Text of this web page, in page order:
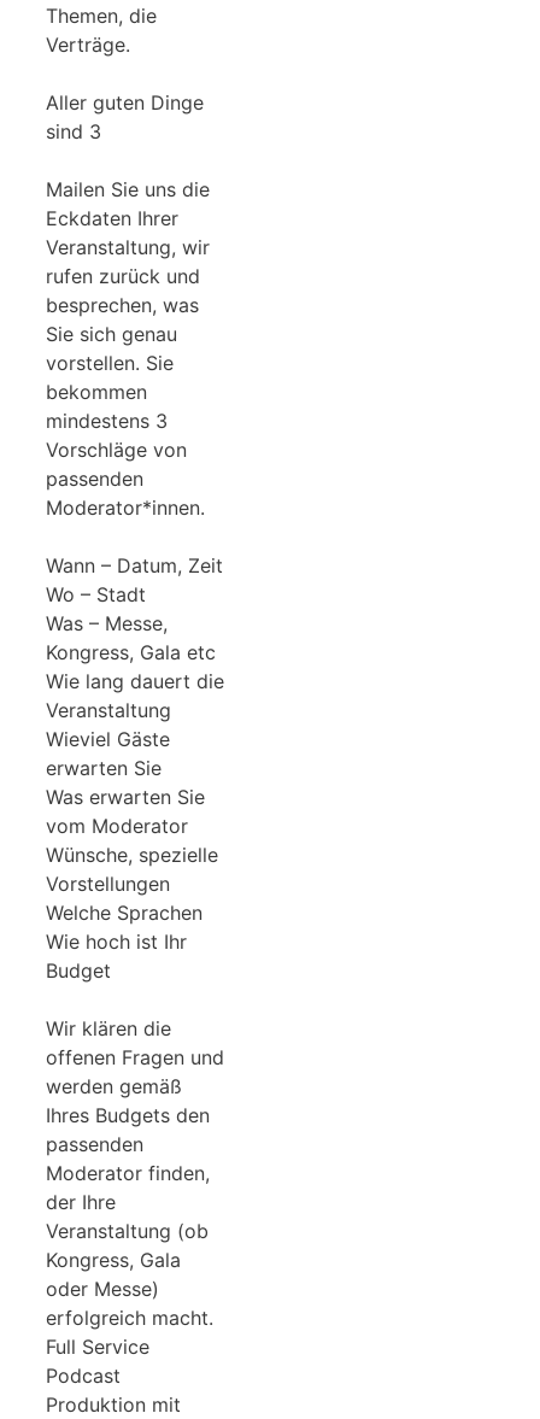
Themen, die
Verträge.
Aller guten Dinge
sind 3
Mailen Sie uns die
Eckdaten Ihrer
Veranstaltung, wir
rufen zurück und
besprechen, was
Sie sich genau
vorstellen. Sie
bekommen
mindestens 3
Vorschläge von
passenden
Moderator*innen.
Wann – Datum, Zeit
Wo – Stadt
Was – Messe,
Kongress, Gala etc
Wie lang dauert die
Veranstaltung
Wieviel Gäste
erwarten Sie
Was erwarten Sie
vom Moderator
Wünsche, spezielle
Vorstellungen
Welche Sprachen
Wie hoch ist Ihr
Budget
Wir klären die
offenen Fragen und
werden gemäß
Ihres Budgets den
passenden
Moderator finden,
der Ihre
Veranstaltung (ob
Kongress, Gala
oder Messe)
erfolgreich macht.
Full Service
Podcast
Produktion mit